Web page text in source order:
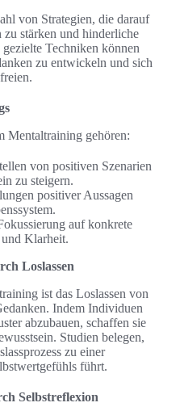
von Strategien, die darauf
zu stärken und hinderliche
Techniken können
zu entwickeln und sich
Mentaltraining gehören:
von positiven Szenarien
zu steigern.
positiver Aussagen
auf konkrete
Klarheit.
Loslassen
ist das Loslassen von
Indem Individuen
abzubauen, schaffen sie
Studien belegen,
zu einer
führt.
Selbstreflexion